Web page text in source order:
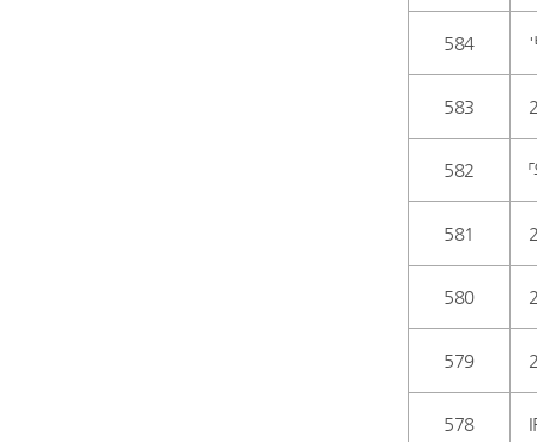
584 '
583
582
581
580
579
578